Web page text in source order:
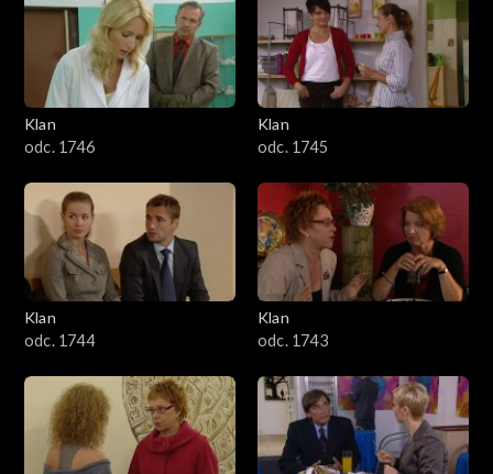
Klan
odc. 1746
Klan
odc. 1745
Klan
odc. 1744
Klan
odc. 1743